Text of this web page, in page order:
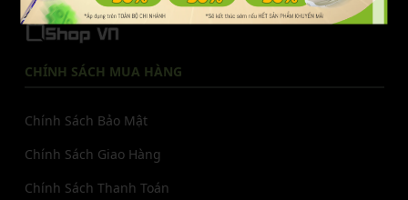
VOTCAULONGSHOP.VN
CHÍNH SÁCH MUA HÀNG
Chính Sách Bảo Mật
Chính Sách Giao Hàng
Chính Sách Thanh Toán